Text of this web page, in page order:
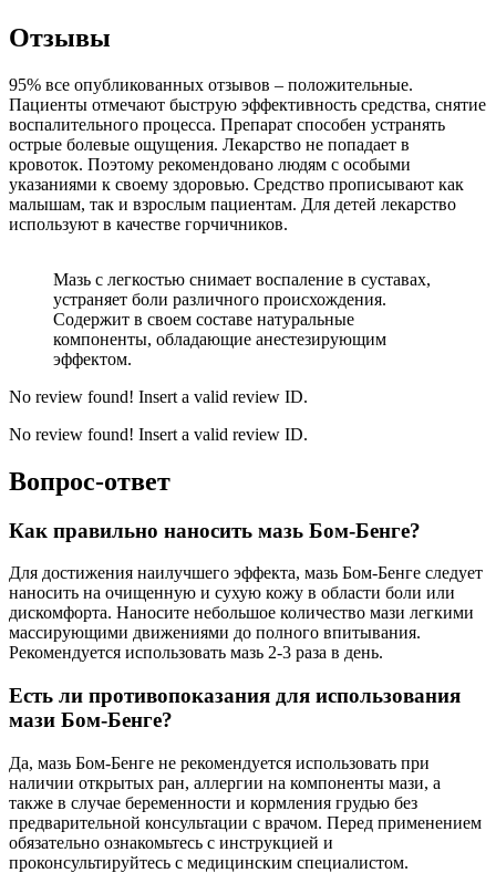
Отзывы
95% все опубликованных отзывов – положительные.
Пациенты отмечают быструю эффективность средства, снятие
воспалительного процесса. Препарат способен устранять
острые болевые ощущения. Лекарство не попадает в
кровоток. Поэтому рекомендовано людям с особыми
указаниями к своему здоровью. Средство прописывают как
малышам, так и взрослым пациентам. Для детей лекарство
используют в качестве горчичников.
Мазь с легкостью снимает воспаление в суставах,
устраняет боли различного происхождения.
Содержит в своем составе натуральные
компоненты, обладающие анестезирующим
эффектом.
No review found! Insert a valid review ID.
No review found! Insert a valid review ID.
Вопрос-ответ
Как правильно наносить мазь Бом-Бенге?
Для достижения наилучшего эффекта, мазь Бом-Бенге следует
наносить на очищенную и сухую кожу в области боли или
дискомфорта. Наносите небольшое количество мази легкими
массирующими движениями до полного впитывания.
Рекомендуется использовать мазь 2-3 раза в день.
Есть ли противопоказания для использования
мази Бом-Бенге?
Да, мазь Бом-Бенге не рекомендуется использовать при
наличии открытых ран, аллергии на компоненты мази, а
также в случае беременности и кормления грудью без
предварительной консультации с врачом. Перед применением
обязательно ознакомьтесь с инструкцией и
проконсультируйтесь с медицинским специалистом.